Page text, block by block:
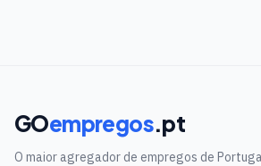
GOempregos.pt
O maior agregador de empregos de